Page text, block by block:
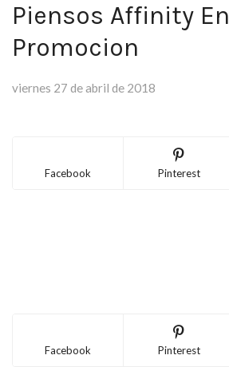
Piensos Affinity En
Promocion
viernes 27 de abril de 2018
Facebook Pinterest
Facebook Pinterest